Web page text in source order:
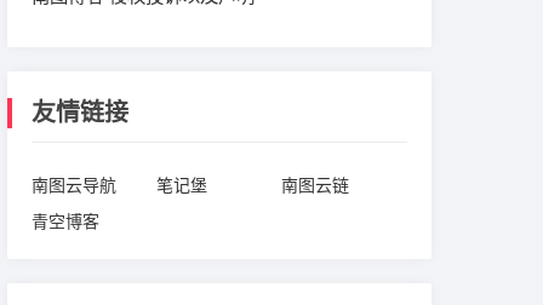
友情链接
南图云导航 笔记堡
南图云链
青空博客